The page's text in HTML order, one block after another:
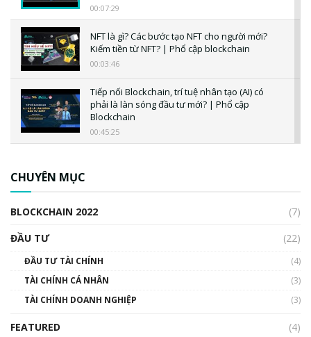
00:07:29
NFT là gì? Các bước tạo NFT cho người mới?
Kiếm tiền từ NFT? | Phổ cập blockchain
00:03:46
Tiếp nối Blockchain, trí tuệ nhân tạo (AI) có
phải là làn sóng đầu tư mới? | Phổ cập
Blockchain
00:45:25
00:02:14
Nhìn lại năm 2022: Những sự kiện ảnh hưởng
đến hệ sinh thái tiền mã hoá | Phổ cập
CHUYÊN MỤC
BLOCKCHAIN 2022
(7)
ĐẦU TƯ
(22)
ĐẦU TƯ TÀI CHÍNH
(4)
TÀI CHÍNH CÁ NHÂN
(3)
TÀI CHÍNH DOANH NGHIỆP
(3)
FEATURED
(4)